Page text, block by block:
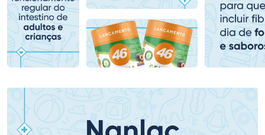
Comprar sem Desconto
Por R$ 159,59/cada
Comprar sem Desconto
Por R$ 159,59/cada
Comprar sem Desconto
Por R$ 139,90/cada
Comprar sem Desconto
Por R$ 139,90/cada